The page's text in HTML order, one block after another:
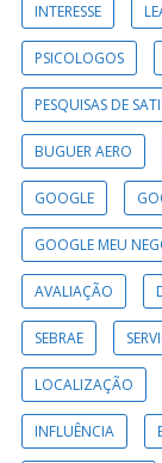
INTERESSE
PSICOLOGOS
PESQUISAS DE
BUGUER AERO
GOOGLE
GOOGLE MEU
AVALIAÇÃO
SEBRAE
LOCALIZAÇÃO
INFLUÊNCIA